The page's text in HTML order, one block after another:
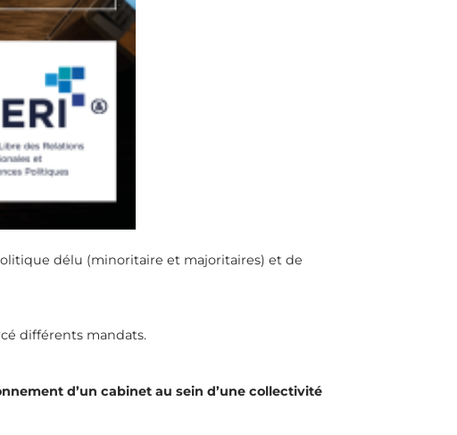
délu (minoritaire et majoritaires) et de
différents mandats.
d’un cabinet au sein d’une collectivité